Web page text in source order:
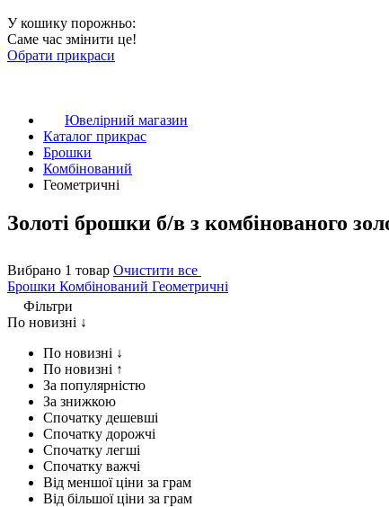
У кошику порожньо:
Саме час змінити це!
Обрати прикраси
Ювелірний магазин
Каталог прикрас
Брошки
Комбінований
Геометричні
Золоті брошки б/в з комбінованого
Вибрано 1 товар Очистити все
Брошки Комбінований Геометричні
Фільтри
По новизні ↓
По новизні ↓
По новизні ↑
За популярністю
За знижкою
Спочатку дешевші
Спочатку дорожчі
Спочатку легші
Спочатку важчі
Від меншої ціни за грам
Від більшої ціни за грам